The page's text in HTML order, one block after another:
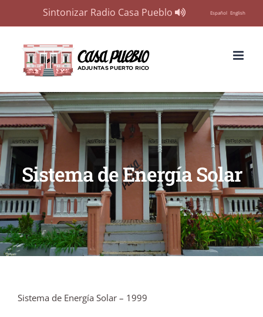
Sintonizar Radio Casa Pueblo Español English
content
Sistema de Energía Solar
Sistema de Energía Solar – 1999